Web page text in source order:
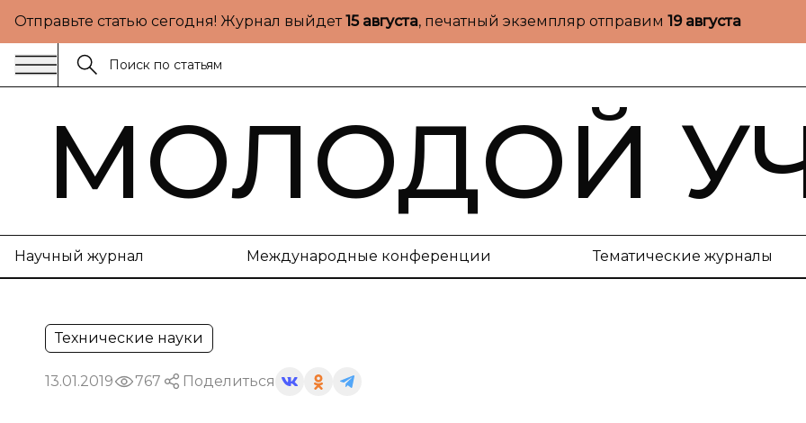
Отправьте статью сегодня! Журнал выйдет15 августа, печатный экземпляр отправим 19 августа
МОЛОДОЙ
Научный журнал Международные конференции Тематические журналы
Технические науки
13.01.2019 767 Поделиться